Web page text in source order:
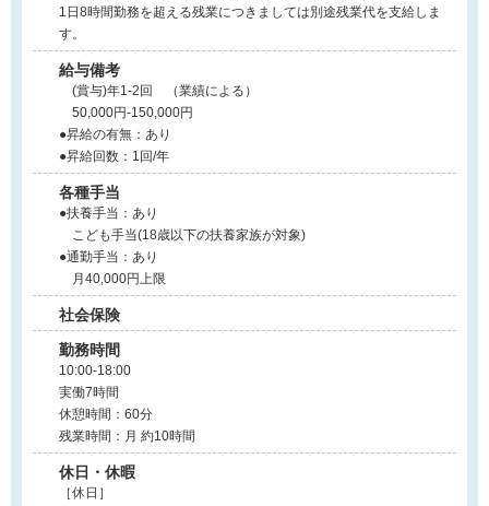
1日8時間勤務を超える残業につきましては別途残業代を支給しま
す。
給与備考
(賞与)年1-2回 （業績による）
50,000円‐150,000円
●昇給の有無：あり
●昇給回数：1回/年
各種手当
●扶養手当：あり
こども手当(18歳以下の扶養家族が対象)
●通勤手当：あり
月40,000円上限
社会保険
勤務時間
10:00-18:00
実働7時間
休憩時間：60分
残業時間：月 約10時間
休日・休暇
［休日］